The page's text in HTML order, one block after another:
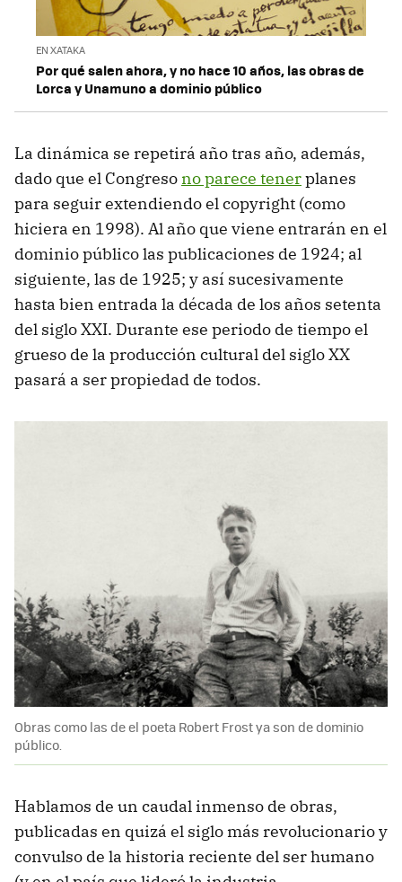
EN XATAKA
Por qué salen ahora, y no hace 10 años, las obras de
Lorca y Unamuno a dominio público
La dinámica se repetirá año tras año, además,
dado que el Congresono parece tenerplanes
para seguir extendiendo el copyright (como
hiciera en 1998). Al año que viene entrarán en el
dominio público las publicaciones de 1924; al
siguiente, las de 1925; y así sucesivamente
hasta bien entrada la década de los años setenta
del siglo XXI. Durante ese periodo de tiempo el
grueso de la producción cultural del siglo XX
pasará a ser propiedad de todos.
Obras como las de el poeta Robert Frost ya son de dominio
público.
Hablamos de un caudal inmenso de obras,
publicadas en quizá el siglo más revolucionario y
convulso de la historia reciente del ser humano